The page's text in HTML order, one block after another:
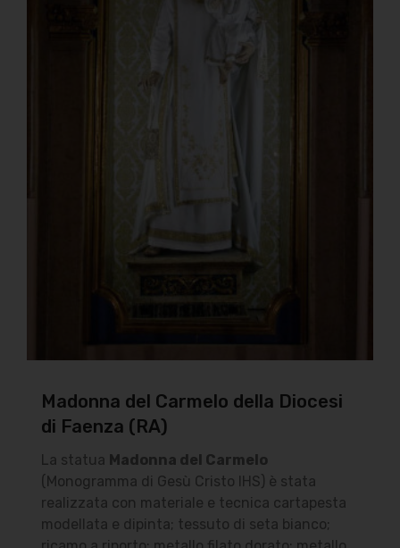
Madonna del Carmelo della Diocesi
di Faenza (RA)
La statua Madonna del Carmelo
(Monogramma di Gesù Cristo IHS) è stata
realizzata con materiale e tecnica cartapesta
modellata e dipinta; tessuto di seta bianco;